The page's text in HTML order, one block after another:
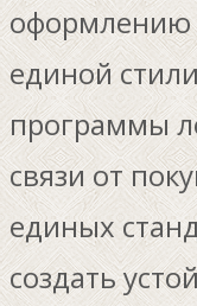
оформлению
единой
программы
связи от
единых
создать